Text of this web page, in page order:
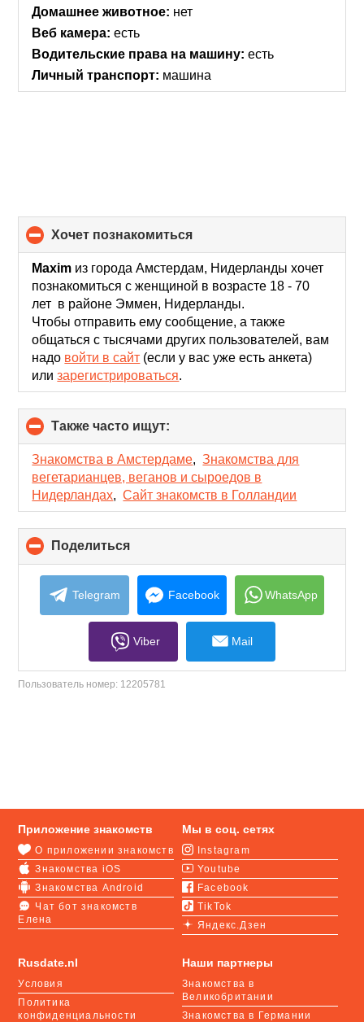
Домашнее животное: нет
Веб камера: есть
Водительские права на машину: есть
Личный транспорт: машина
хочет познакомиться
to
collapse
contents
Maxim из города Амстердам, Нидерланды хочет
познакомиться с женщиной в возрасте 18 - 70
лет в районе Эммен, Нидерланды.
Чтобы отправить ему сообщение, а также
общаться с тысячами других пользователей, вам
надо войти в сайт (если у вас уже есть анкета)
илизарегистрироваться.
Также часто ищут:
to
collapse
contents
Знакомства в Амстердаме,Знакомства для
вегетарианцев, веганов и сыроедов в
Нидерландах,Сайт знакомств в Голландии
Поделиться
to
collapse
contents
Telegram Facebook WhatsApp
Viber Mail
Пользователь номер: 12205781
Rusdate.nl
Условия
Политика
конфиденциальности
Приложение знакомств
О приложении знакомств
Знакомства iOS
Знакомства Android
Чат бот знакомств
Елена
Мы в соц. сетях
Instagram
Youtube
Facebook
TikTok
Яндекс.Дзен
Наши партнеры
Знакомства в
Великобритании
Знакомства в Германии